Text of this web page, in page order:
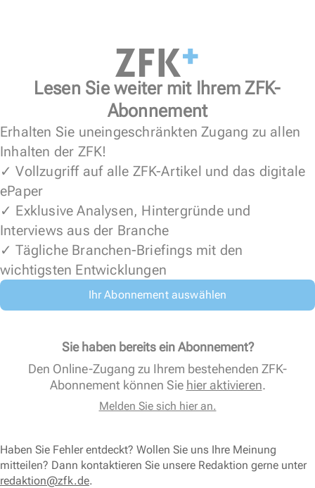
Lesen Sie weiter mit Ihrem ZFK-
Abonnement
Erhalten Sie uneingeschränkten Zugang zu allen
Inhalten der ZFK!
✓ Vollzugriff auf alle ZFK-Artikel und das digitale
ePaper
✓ Exklusive Analysen, Hintergründe und
Interviews aus der Branche
✓ Tägliche Branchen-Briefings mit den
wichtigsten Entwicklungen
Ihr Abonnement auswählen
Sie haben bereits ein Abonnement?
Den Online-Zugang zu Ihrem bestehenden ZFK-
Abonnement können Sie hier aktivieren.
Melden Sie sich hier an.
Haben Sie Fehler entdeckt? Wollen Sie uns Ihre Meinung
mitteilen? Dann kontaktieren Sie unsere Redaktion gerne unter
redaktion@zfk.de.